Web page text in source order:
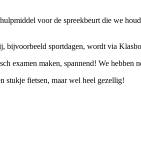
voor de spreekbeurt die we
bijvoorbeeld sportdagen, wordt via
examen maken, spannend! We hebben
stukje fietsen, maar wel heel gezellig!